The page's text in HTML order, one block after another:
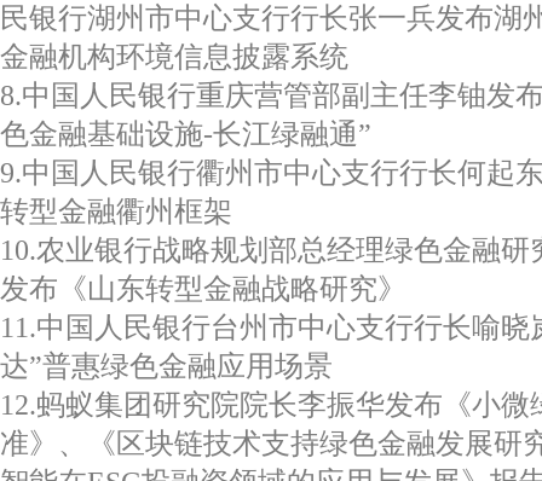
民银行湖州市中心支行行长张一兵发布湖
金融机构环境信息披露系统
8.中国人民银行重庆营管部副主任李铀发
色金融基础设施-长江绿融通”
9.中国人民银行衢州市中心支行行长何起
转型金融衢州框架
10.农业银行战略规划部总经理绿色金融
发布《山东转型金融战略研究》
11.中国人民银行台州市中心支行行长喻晓
达”普惠绿色金融应用场景
12.蚂蚁集团研究院院长李振华发布《小
准》、《区块链技术支持绿色金融发展研